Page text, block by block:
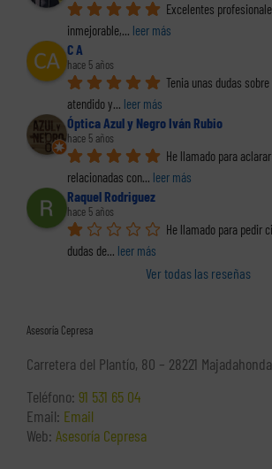
Excelentes
inmejorable,... leer más
C A
hace 5 años
Tenia unas dudas
atendido y... leer más
Óptica Azul y Negro Iván Rubio
hace 5 años
He llamado para
relacionadas con... leer más
Raquel Rodriguez
hace 5 años
He llamado para pedir
dudas de... leer más
Ver todas las reseñas
Asesoría Cepresa
Carretera del Plantío, 80 – 28221
Teléfono: 91 531 65 04
Email: Email
Web: Asesoría Cepresa